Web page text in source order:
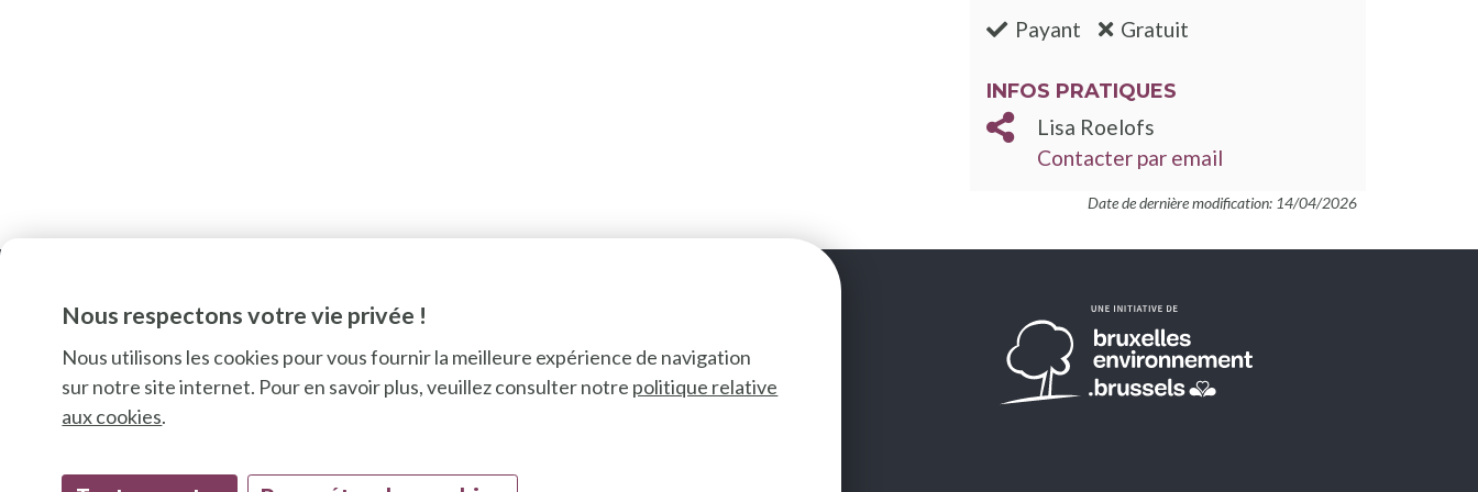
Nous respectons votre vie privée !
Nous utilisons les cookies pour vous fournir la meilleure expérience de navigation
sur notre site internet. Pour en savoir plus, veuillez consulter notre politique relative
aux cookies.
Payant :non Gratuit
INFOS PRATIQUES
Lisa Roelofs
Contacter par email
Date de dernière modification: 14/04/2026
SUIVEZ-NOUS